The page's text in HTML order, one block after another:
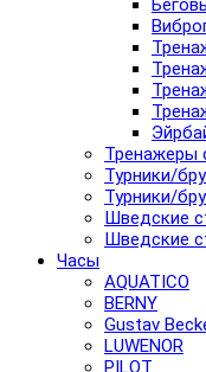
Тренажеры
Турники/
Турники/
Шведские
Шведские
Часы
AQUATICO
BERNY
Gustav
LUWENOR
PILOT